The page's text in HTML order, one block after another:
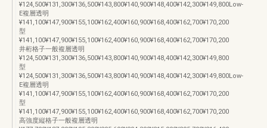
¥124,500¥131,300¥136,500¥143,800¥140,900¥148,400¥142,300¥149,800Low-
E複層透明
¥141,100¥147,900¥155,100¥162,400¥160,900¥168,400¥162,700¥170,200
型
¥141,100¥147,900¥155,100¥162,400¥160,900¥168,400¥162,700¥170,200
井桁格子一般複層透明
¥124,500¥131,300¥136,500¥143,800¥140,900¥148,400¥142,300¥149,800
型
¥124,500¥131,300¥136,500¥143,800¥140,900¥148,400¥142,300¥149,800Low-
E複層透明
¥141,100¥147,900¥155,100¥162,400¥160,900¥168,400¥162,700¥170,200
型
¥141,100¥147,900¥155,100¥162,400¥160,900¥168,400¥162,700¥170,200
高強度縦格子一般複層透明